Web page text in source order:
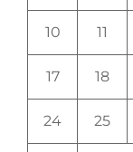
10 11
17 18
24 25